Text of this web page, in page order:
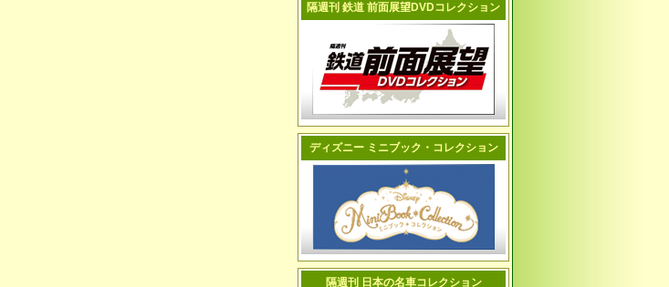
隔週刊 鉄道 前面展望DVDコレクション
ディズニー ミニブック・コレクション
隔週刊 日本の名車コレクション